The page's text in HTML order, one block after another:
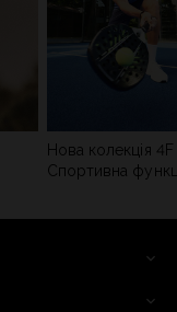
Нова колекція
Спортивна